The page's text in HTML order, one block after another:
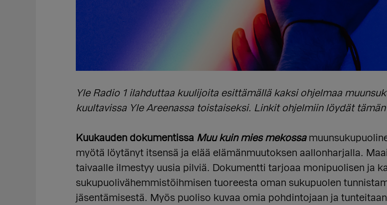
Yle Radio 1 ilahduttaa kuulijoita esittämällä kaksi ohjelmaa
kuultavissa Yle Areenassa toistaiseksi. Linkit ohjelmiin löydät
Kuukauden dokumentissa Muu kuin mies mekossa
myötä löytänyt itsensä ja elää elämänmuutoksen aallonharjalla.
taivaalle ilmestyy uusia pilviä. Dokumentti tarjoaa monipuolisen ja
sukupuolivähemmistöihmisen tuoreesta oman sukupuolen
jäsentämisestä. Myös puoliso kuvaa omia pohdintojaan ja